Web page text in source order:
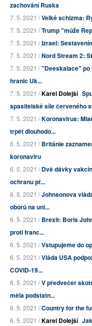
zachování Ruska
7. 5. 2021 /Velké schizma:
7. 5. 2021 /Trump "může
7. 5. 2021 /Izrael:
7. 5. 2021 /Nord Stream 2:
7. 5. 2021 /"Deeskalace" po
hranic Uk...
7. 5. 2021 /Karel Dolejší
spasitelské síle červeného
7. 5. 2021 /Koronavirus:
trpět dlouhodo...
6. 5. 2021 /Británie
koronaviru
6. 5. 2021 /Dvě dávky
ochranu př...
6. 5. 2021 /Johnsonova
oborů na uni...
6. 5. 2021 /Brexit: Boris
proti franc...
6. 5. 2021 /Vstupujeme do
6. 5. 2021 /Vláda USA
COVID-19...
6. 5. 2021 /V předvečer
měla podstatn...
6. 5. 2021 /Country for the
6. 5. 2021 /Karel Dolejší